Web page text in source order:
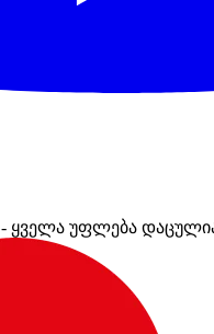
- ყველა უფლება